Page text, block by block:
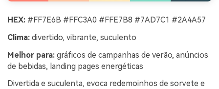
HEX: #FF7E6B #FFC3A0 #FFE7B8 #7AD7C1 #2A4A57
Clima: divertido, vibrante, suculento
Melhor para: gráficos de campanhas de verão, anúncios
de bebidas, landing pages energéticas
Divertida e suculenta, evoca redemoinhos de sorvete e